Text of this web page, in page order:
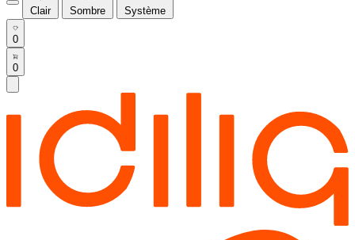
Clair Sombre Système
0
0